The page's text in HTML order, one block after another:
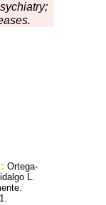
Ortega-
L.